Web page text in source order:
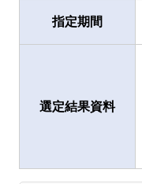
指定期間
選定結果資料